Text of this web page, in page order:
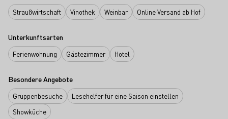
Straußwirtschaft Vinothek Weinbar Online Versand ab Hof
Unterkunftsarten
Ferienwohnung Gästezimmer Hotel
Besondere Angebote
Gruppenbesuche
Lesehelfer für eine Saison einstellen
Showküche